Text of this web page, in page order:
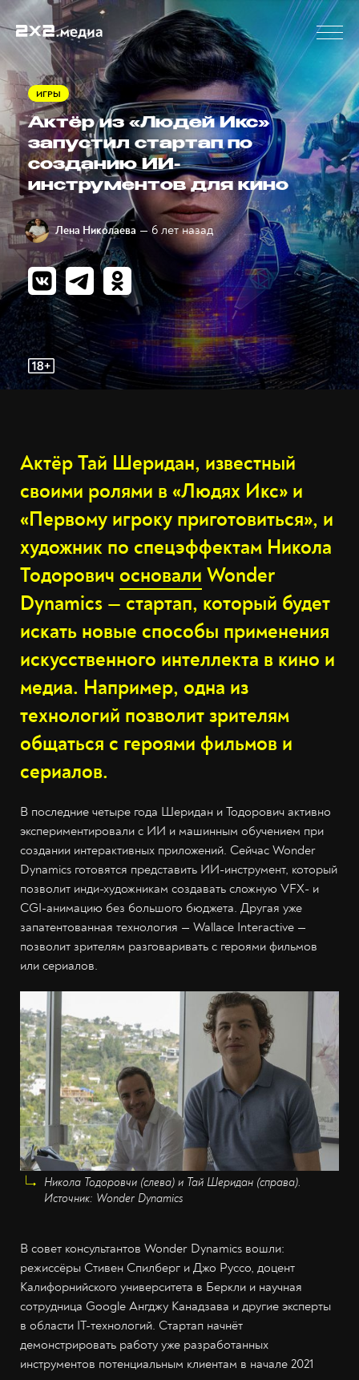
ИГРЫ
Актёр из «Людей Икс»
запустил стартап по
созданию ИИ-
инструментов для кино
Лена Николаева — 6 лет назад
Актёр Тай Шеридан, известный
своими ролями в «Людях Икс» и
«Первому игроку приготовиться», и
художник по спецэффектам Никола
Тодорович основали Wonder
Dynamics — стартап, который будет
искать новые способы применения
искусственного интеллекта в кино и
медиа. Например, одна из
технологий позволит зрителям
общаться с героями фильмов и
сериалов.
В последние четыре года Шеридан и Тодорович активно
экспериментировали с ИИ и машинным обучением при
создании интерактивных приложений. Сейчас Wonder
Dynamics готовятся представить ИИ-инструмент, который
позволит инди-художникам создавать сложную VFX- и
CGI-анимацию без большого бюджета. Другая уже
запатентованная технология — Wallace Interactive —
позволит зрителям разговаривать с героями фильмов
или сериалов.
Никола Тодоровчи (слева) и Тай Шеридан (справа).
Источник: Wonder Dynamics
В совет консультантов Wonder Dynamics вошли:
режиссёры Стивен Спилберг и Джо Руссо, доцент
Калифорнийского университета в Беркли и научная
сотрудница Google Ангджу Канадзава и другие эксперты
в области IT-технологий. Стартап начнёт
демонстрировать работу уже разработанных
инструментов потенциальным клиентам в начале 2021